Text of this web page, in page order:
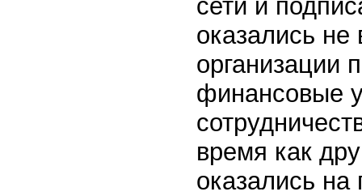
сети и
оказались
организации
финансовые
время как
оказались на